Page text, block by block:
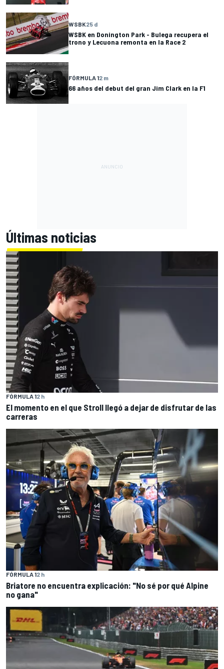
WSBK25 d
WSBK en Donington Park - Bulega recupera el
trono y Lecuona remonta en la Race 2
FÓRMULA 12 m
66 años del debut del gran Jim Clark en la F1
Últimas noticias
FÓRMULA 12 h
El momento en el que Stroll llegó a dejar de disfrutar de las
carreras
FÓRMULA 12 h
Briatore no encuentra explicación: "No sé por qué Alpine
no gana"